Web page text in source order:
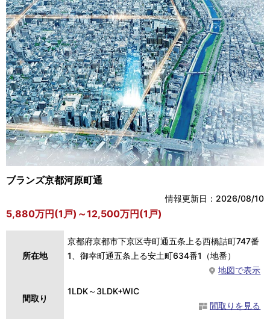
ブランズ京都河原町通
情報更新日：2026/08/10
5,880万円(1戸)～12,500万円(1戸)
所在地
京都府京都市下京区寺町通五条上る西橋詰町747番
1、御幸町通五条上る安土町634番1（地番）
地図で表示
間取り
1LDK～3LDK+WIC
間取りを見る